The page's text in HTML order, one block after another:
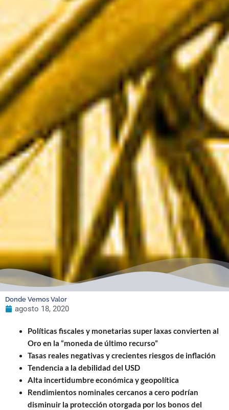
Donde Vemos Valor
agosto 18, 2020
Políticas fiscales y monetarias super laxas convierten al
Oro en la “moneda de último recurso”
Tasas reales negativas y crecientes riesgos de inflación
Tendencia a la debilidad del USD
Alta incertidumbre económica y geopolítica
Rendimientos nominales cercanos a cero podrían
disminuir la protección otorgada por los bonos del